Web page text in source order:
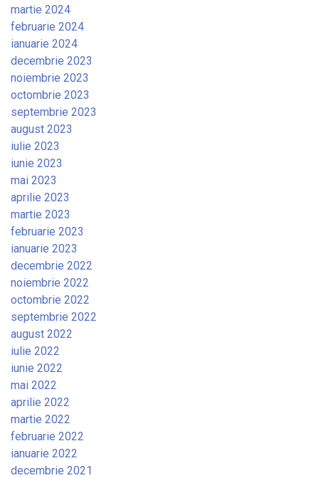
martie 2024
februarie 2024
ianuarie 2024
decembrie 2023
noiembrie 2023
octombrie 2023
septembrie 2023
august 2023
iulie 2023
iunie 2023
mai 2023
aprilie 2023
martie 2023
februarie 2023
ianuarie 2023
decembrie 2022
noiembrie 2022
octombrie 2022
septembrie 2022
august 2022
iulie 2022
iunie 2022
mai 2022
aprilie 2022
martie 2022
februarie 2022
ianuarie 2022
decembrie 2021